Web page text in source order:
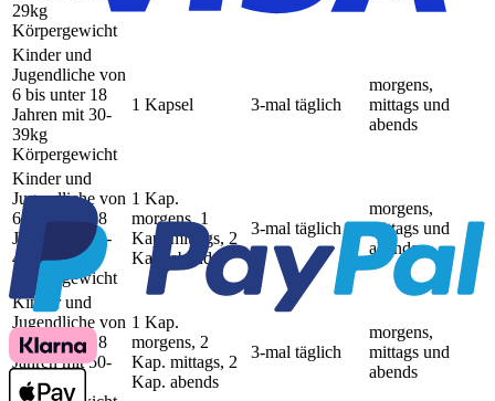
29kg
Körpergewicht
Kinder und
Jugendliche von
6 bis unter 18
Jahren mit 30-
39kg
Körpergewicht
1 Kapsel 3-mal täglich
morgens,
mittags und
abends
Kinder und
Jugendliche von
6 bis unter 18
Jahren mit 40-
49kg
Körpergewicht
1 Kap.
morgens, 1
Kap. mittags, 2
Kap. abends
3-mal täglich
morgens,
mittags und
abends
Kinder und
Jugendliche von
6 bis unter 18
Jahren mit 50-
59kg
1 Kap.
morgens, 2
Kap. mittags, 2
Kap. abends
3-mal täglich
morgens,
mittags und
abends